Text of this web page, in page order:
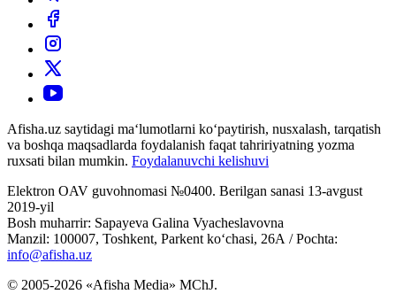
Afisha.uz saytidagi ma‘lumotlarni ko‘paytirish, nusxalash, tarqatish
va boshqa maqsadlarda foydalanish faqat tahririyatning yozma
ruxsati bilan mumkin. Foydalanuvchi kelishuvi
Elektron OAV guvohnomasi №0400. Berilgan sanasi 13-avgust
2019-yil
Bosh muharrir: Sapayeva Galina Vyacheslavovna
Manzil: 100007, Toshkent, Parkent ko‘chasi, 26А / Pochta:
info@afisha.uz
© 2005-2026 «Afisha Media» MChJ.